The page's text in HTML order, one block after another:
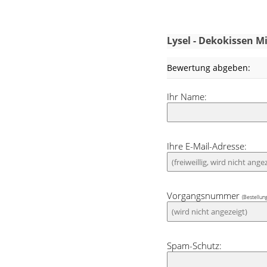
Dunkelblau wohl
von Natürlichkeit
Lysel - Dekokissen
Bewertung abgeben:
Ihr Name:
Ihre E-Mail-Adresse:
Vorgangsnummer
Spam-Schutz: